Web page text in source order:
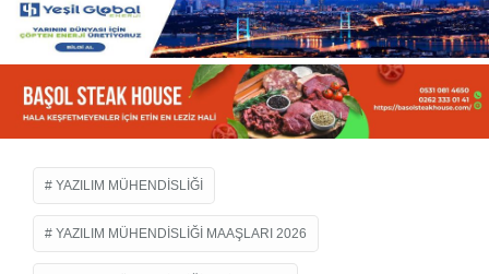
YAZILIM MÜHENDISLIĞI
YAZILIM MÜHENDISLIĞI MAAŞLARI 2026